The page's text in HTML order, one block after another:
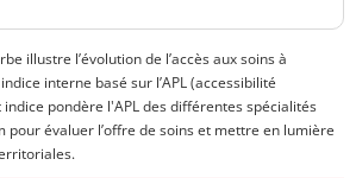
illustre l’évolution de l’accès aux soins à
interne basé sur l’APL (accessibilité
pondère l'APL des différentes spécialités
pour évaluer l’offre de soins et mettre en lumière